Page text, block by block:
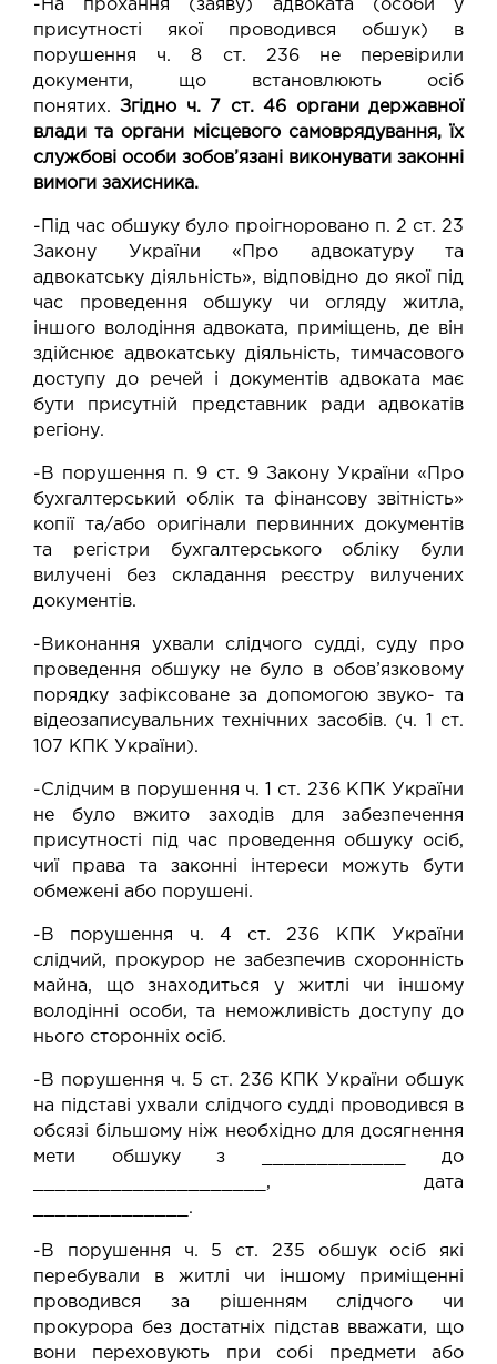
-На прохання (заяву) адвоката (особи у
присутності якої проводився обшук) в
порушення ч. 8 ст. 236 не перевірили
документи, що встановлюють осіб
понятих.Згідно ч. 7 ст. 46 органи державної
влади та органи місцевого самоврядування, їх
службові особи зобов’язані виконувати законні
вимоги захисника.
-Під час обшуку було проігноровано п. 2 ст. 23
Закону України «Про адвокатуру та
адвокатську діяльність», відповідно до якої під
час проведення обшуку чи огляду житла,
іншого володіння адвоката, приміщень, де він
здійснює адвокатську діяльність, тимчасового
доступу до речей і документів адвоката має
бути присутній представник ради адвокатів
регіону.
-В порушення п. 9 ст. 9 Закону України «Про
бухгалтерський облік та фінансову звітність»
копії та/або оригінали первинних документів
та регістри бухгалтерського обліку були
вилучені без складання реєстру вилучених
документів.
-Виконання ухвали слідчого судді, суду про
проведення обшуку не було в обов’язковому
порядку зафіксоване за допомогою звуко- та
відеозаписувальних технічних засобів. (ч. 1 ст.
107 КПК України).
-Слідчим в порушення ч. 1 ст. 236 КПК України
не було вжито заходів для забезпечення
присутності під час проведення обшуку осіб,
чиї права та законні інтереси можуть бути
обмежені або порушені.
-В порушення ч. 4 ст. 236 КПК України
слідчий, прокурор не забезпечив схоронність
майна, що знаходиться у житлі чи іншому
володінні особи, та неможливість доступу до
нього сторонніх осіб.
-В порушення ч. 5 ст. 236 КПК України обшук
на підставі ухвали слідчого судді проводився в
обсязі більшому ніж необхідно для досягнення
мети обшуку з _____________ до
_____________________, дата
______________.
-В порушення ч. 5 ст. 235 обшук осіб які
перебували в житлі чи іншому приміщенні
проводився за рішенням слідчого чи
прокурора без достатніх підстав вважати, що
вони переховують при собі предмети або